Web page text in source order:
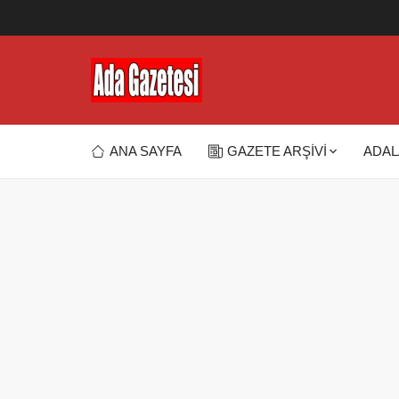
ANA SAYFA GAZETE ARŞİVİ